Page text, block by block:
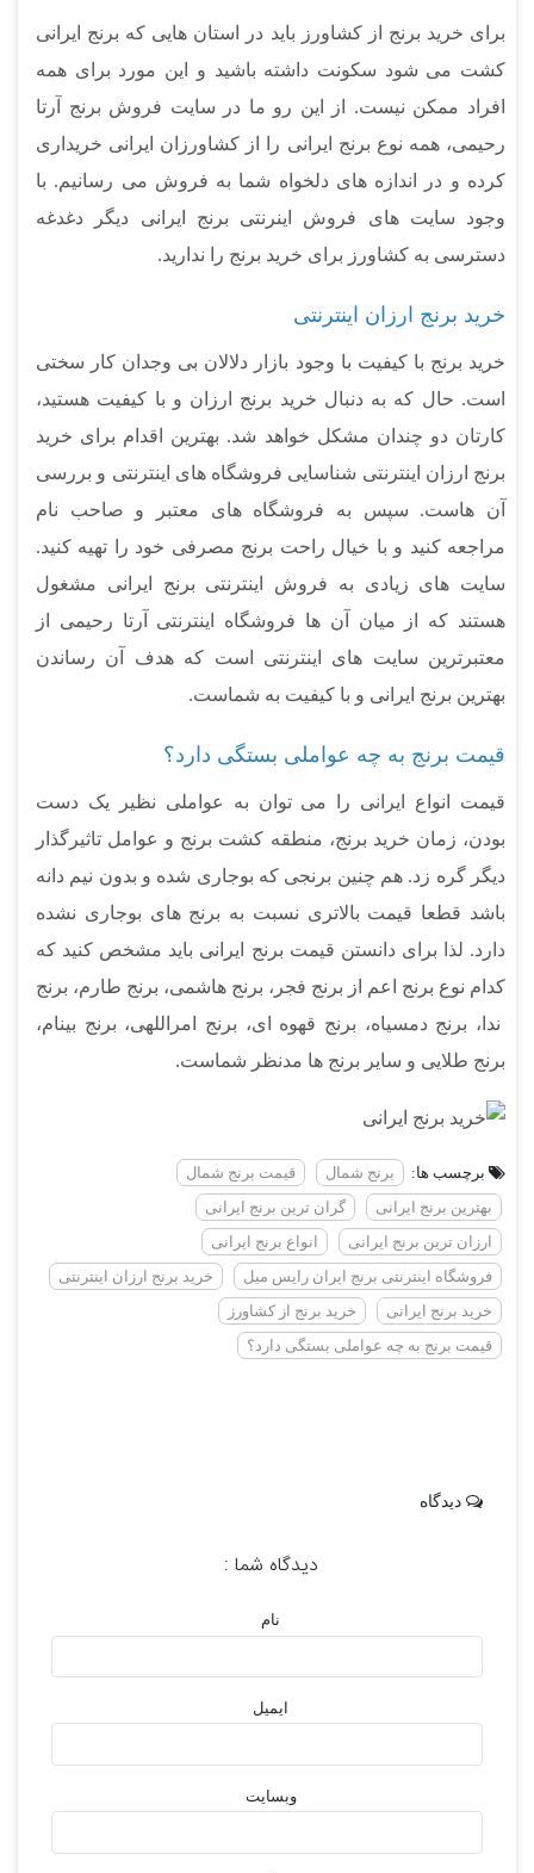
برای خرید برنج از کشاورز باید در استان هایی که برنج ایرانی
کشت می شود سکونت داشته باشید و این مورد برای همه
افراد ممکن نیست. از این رو ما در سایت فروش برنج آرتا
رحیمی، همه نوع برنج ایرانی را از کشاورزان ایرانی خریداری
کرده و در اندازه های دلخواه شما به فروش می رسانیم. با
وجود سایت های فروش اینرنتی برنج ایرانی دیگر دغدغه
دسترسی به کشاورز برای خرید برنج را ندارید.
خرید برنج ارزان اینترنتی
خرید برنج با کیفیت با وجود بازار دلالان بی وجدان کار سختی
است. حال که به دنبال خرید برنج ارزان و با کیفیت هستید،
کارتان دو چندان مشکل خواهد شد. بهترین اقدام برای خرید
برنج ارزان اینترنتی شناسایی فروشگاه های اینترنتی و بررسی
آن هاست. سپس به فروشگاه های معتبر و صاحب نام
مراجعه کنید و با خیال راحت برنج مصرفی خود را تهیه کنید.
سایت های زیادی به فروش اینترنتی برنج ایرانی مشغول
هستند که از میان آن ها فروشگاه اینترنتی آرتا رحیمی از
معتبرترین سایت های اینترنتی است که هدف آن رساندن
بهترین برنج ایرانی و با کیفیت به شماست.
قیمت برنج به چه عواملی بستگی دارد؟
قیمت انواع ایرانی را می توان به عواملی نظیر یک دست
بودن، زمان خرید برنج، منطقه کشت برنج و عوامل تاثیرگذار
دیگر گره زد. هم چنین برنجی که بوجاری شده و بدون نیم دانه
باشد قطعا قیمت بالاتری نسبت به برنج های بوجاری نشده
دارد. لذا برای دانستن قیمت برنج ایرانی باید مشخص کنید که
کدام نوع برنج اعم از برنج فجر، برنج هاشمی، برنج طارم، برنج
ندا، برنج دمسیاه، برنج قهوه ای، برنج امراللهی، برنج بینام،
برنج طلایی و سایر برنج ها مدنظر شماست.
برچسب ها: برنج شمال
قیمت برنج شمال
بهترین برنج ایرانی
گران ترین برنج ایرانی
ارزان ترین برنج ایرانی
انواع برنج ایرانی
فروشگاه اینترنتی برنج ایران رایس میل
خرید برنج ارزان اینترنتی
خرید برنج ایرانی
خرید برنج از کشاورز
قیمت برنج به چه عواملی بستگی دارد؟
دیدگاه
دیدگاه شما :
نام
ایمیل
وبسایت